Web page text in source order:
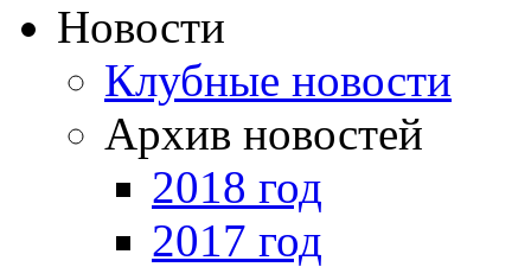
Новости
Клубные новости
Архив новостей
2018 год
2017 год